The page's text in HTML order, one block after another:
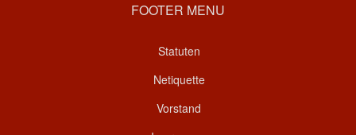
FOOTER MENU
Statuten
Netiquette
Vorstand